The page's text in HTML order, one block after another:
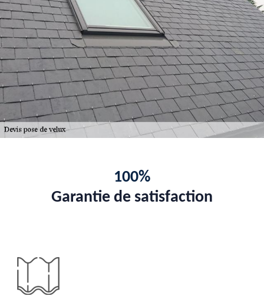
100%
Garantie de satisfaction